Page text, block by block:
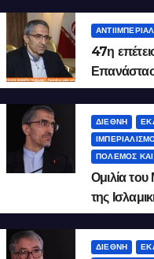
47η
του Ιράν
ΔΙΕΘΝΉ
ΠΌΛΕΜΟΣ
Ομιλία
της
ΔΙΕΘΝΉ